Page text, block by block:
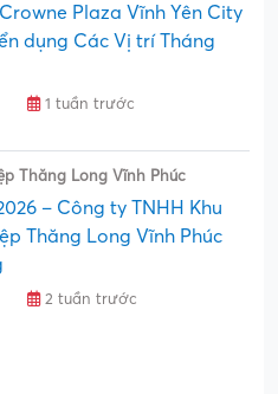
Plaza Vĩnh Yên City
dụng Các Vị trí Tháng
1 tuần trước
Thăng Long Vĩnh Phúc
– Công ty TNHH Khu
Thăng Long Vĩnh Phúc
2 tuần trước